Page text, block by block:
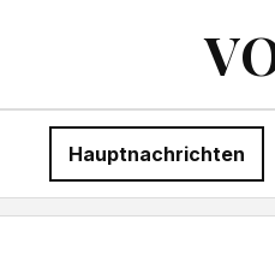
Hauptnachrichten